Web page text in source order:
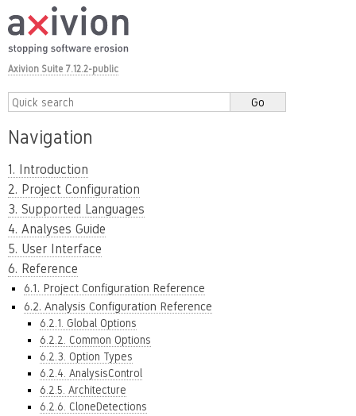
Axivion Suite 7.12.2-public
Navigation
1. Introduction
2. Project Configuration
3. Supported Languages
4. Analyses Guide
5. User Interface
6. Reference
6.1. Project Configuration Reference
6.2. Analysis Configuration Reference
6.2.1. Global Options
6.2.2. Common Options
6.2.3. Option Types
6.2.4. AnalysisControl
6.2.5. Architecture
6.2.6. CloneDetections